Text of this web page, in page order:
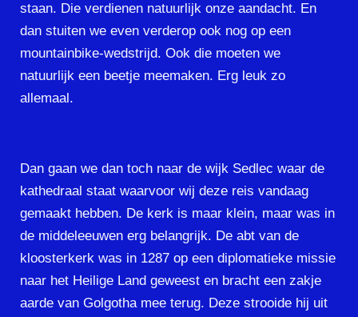
staan. Die verdienen natuurlijk onze aandacht. En
dan stuiten we even verderop ook nog op een
mountainbike-wedstrijd. Ook die moeten we
natuurlijk een beetje meemaken. Erg leuk zo
allemaal.
Dan gaan we dan toch naar de wijk Sedlec waar de
kathedraal staat waarvoor wij deze reis vandaag
gemaakt hebben. De kerk is maar klein, maar was in
de middeleeuwen erg belangrijk. De abt van de
kloosterkerk was in 1287 op een diplomatieke missie
naar het Heilige Land geweest en bracht een zakje
aarde van Golgotha mee terug. Deze strooide hij uit